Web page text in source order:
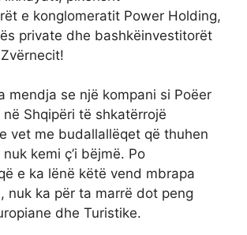
e konglomeratit Power Holding,
private dhe bashkëinvestitorët
mendja se një kompani si Poëer
Shqipëri të shkatërrojë
vet me budallallëqet që thuhen
kemi ç’i bëjmë. Po
e ka lënë këtë vend mbrapa
nuk ka për ta marrë dot peng
dhe Turistike.